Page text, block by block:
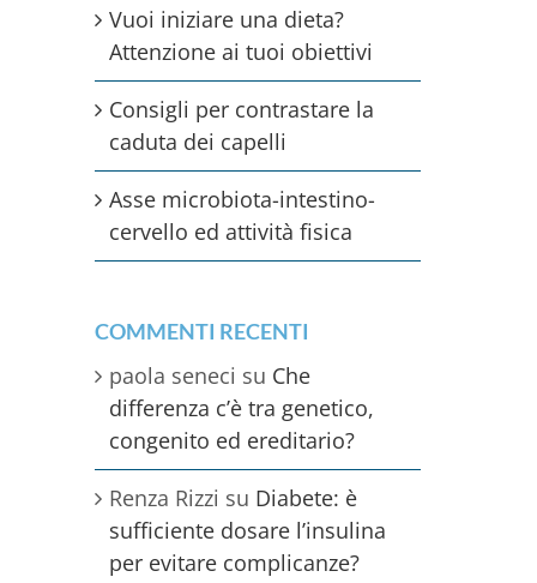
Vuoi iniziare una dieta?
Attenzione ai tuoi obiettivi
Consigli per contrastare la
caduta dei capelli
Asse microbiota-intestino-
cervello ed attività fisica
COMMENTI RECENTI
paola seneci su Che
differenza c’è tra genetico,
congenito ed ereditario?
Renza Rizzi su Diabete: è
sufficiente dosare l’insulina
per evitare complicanze?